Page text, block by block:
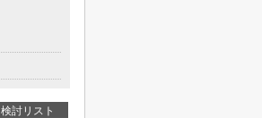
検討リスト